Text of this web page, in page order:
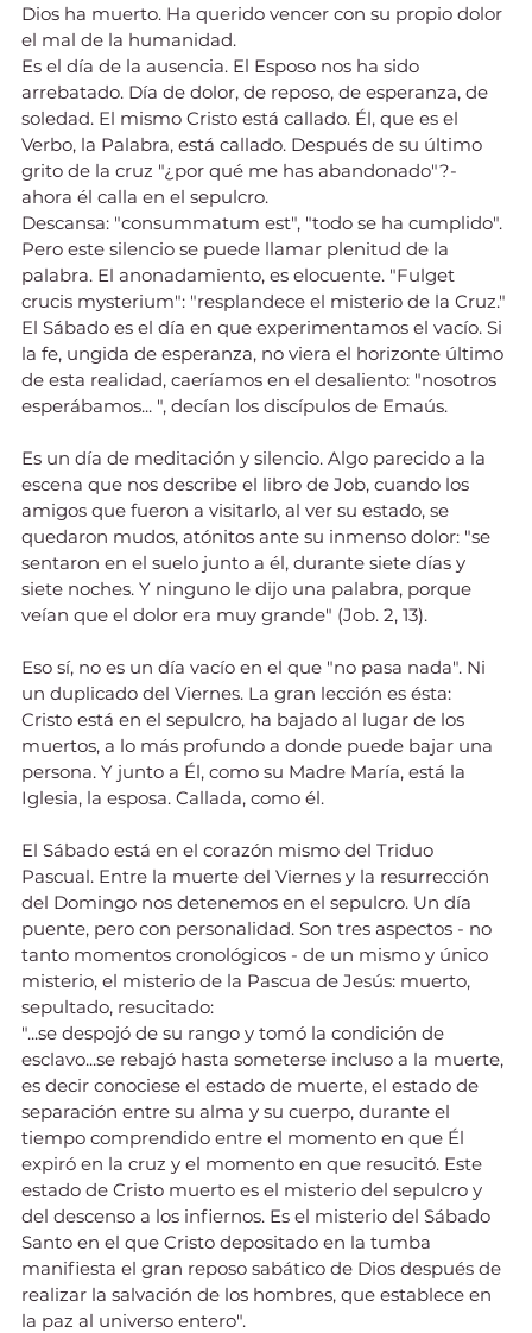
Dios ha muerto. Ha querido vencer con su propio dolor
el mal de la humanidad.
Es el día de la ausencia. El Esposo nos ha sido
arrebatado. Día de dolor, de reposo, de esperanza, de
soledad. El mismo Cristo está callado. Él, que es el
Verbo, la Palabra, está callado. Después de su último
grito de la cruz "¿por qué me has abandonado"?-
ahora él calla en el sepulcro.
Descansa: "consummatum est", "todo se ha cumplido".
Pero este silencio se puede llamar plenitud de la
palabra. El anonadamiento, es elocuente. "Fulget
crucis mysterium": "resplandece el misterio de la Cruz."
El Sábado es el día en que experimentamos el vacío. Si
la fe, ungida de esperanza, no viera el horizonte último
de esta realidad, caeríamos en el desaliento: "nosotros
esperábamos... ", decían los discípulos de Emaús.
Es un día de meditación y silencio. Algo parecido a la
escena que nos describe el libro de Job, cuando los
amigos que fueron a visitarlo, al ver su estado, se
quedaron mudos, atónitos ante su inmenso dolor: "se
sentaron en el suelo junto a él, durante siete días y
siete noches. Y ninguno le dijo una palabra, porque
veían que el dolor era muy grande" (Job. 2, 13).
Eso sí, no es un día vacío en el que "no pasa nada". Ni
un duplicado del Viernes. La gran lección es ésta:
Cristo está en el sepulcro, ha bajado al lugar de los
muertos, a lo más profundo a donde puede bajar una
persona. Y junto a Él, como su Madre María, está la
Iglesia, la esposa. Callada, como él.
El Sábado está en el corazón mismo del Triduo
Pascual. Entre la muerte del Viernes y la resurrección
del Domingo nos detenemos en el sepulcro. Un día
puente, pero con personalidad. Son tres aspectos - no
tanto momentos cronológicos - de un mismo y único
misterio, el misterio de la Pascua de Jesús: muerto,
sepultado, resucitado:
"...se despojó de su rango y tomó la condición de
esclavo...se rebajó hasta someterse incluso a la muerte,
es decir conociese el estado de muerte, el estado de
separación entre su alma y su cuerpo, durante el
tiempo comprendido entre el momento en que Él
expiró en la cruz y el momento en que resucitó. Este
estado de Cristo muerto es el misterio del sepulcro y
del descenso a los infiernos. Es el misterio del Sábado
Santo en el que Cristo depositado en la tumba
manifiesta el gran reposo sabático de Dios después de
realizar la salvación de los hombres, que establece en
la paz al universo entero".